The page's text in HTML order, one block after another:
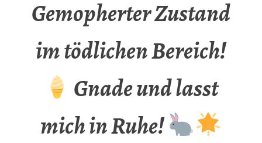
Gemopherter Zustand
im tödlichen Bereich!
Gnade und lasst
mich in Ruhe!